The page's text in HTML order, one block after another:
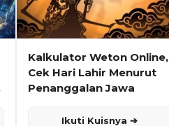
Kalkulator Weton Online,
Cek Hari Lahir Menurut
Penanggalan Jawa
Ikuti Kuisnya ➔